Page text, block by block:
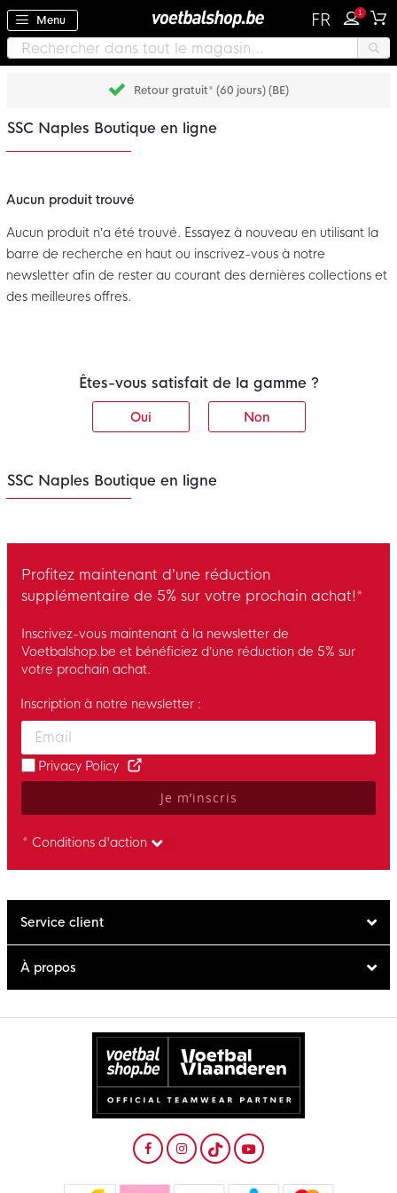
Menu FR 1
Retour gratuit* (60 jours) (BE)
SSC Naples Boutique en ligne
Aucun produit trouvé
Aucun produit n’a été trouvé. Essayez à nouveau en utilisant la
barre de recherche en haut ou inscrivez-vous à notre
newsletter afin de rester au courant des dernières collections et
des meilleures offres.
Êtes-vous satisfait de la gamme ?
Oui Non
SSC Naples Boutique en ligne
Profitez maintenant d’une réduction
supplémentaire de 5% sur votre prochain achat!*
Inscrivez-vous maintenant à la newsletter de
Voetbalshop.be et bénéficiez d’une réduction de 5% sur
votre prochain achat.
Enter your email and accept the privacy policy to subscribe to
Inscription à notre newsletter :
Privacy Policy
Je m’inscris
* Conditions d'action
Service client
À propos